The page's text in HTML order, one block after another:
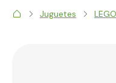
Juguetes